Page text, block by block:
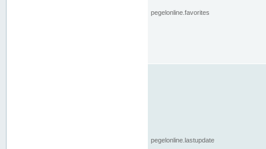
pegelonline.favorites
pegelonline.lastupdate